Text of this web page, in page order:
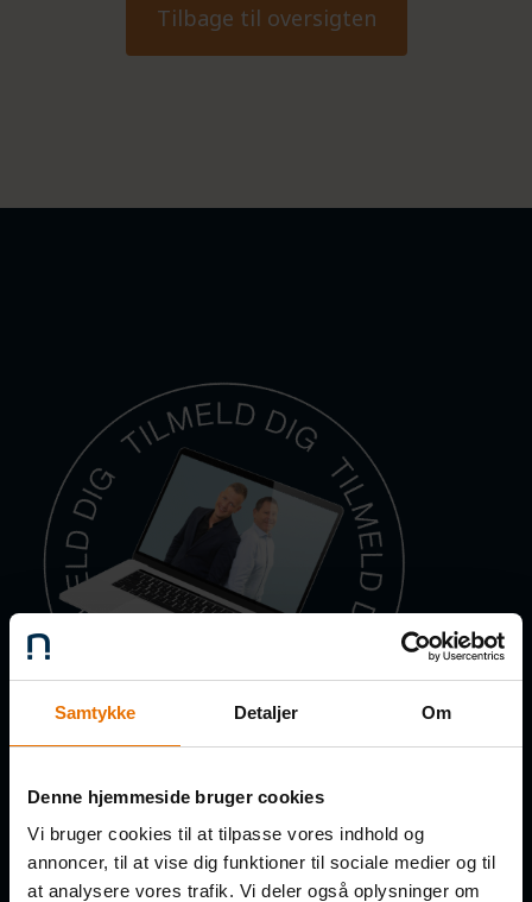
Samtykke Detaljer Om
Denne hjemmeside bruger cookies
Vi bruger cookies til at tilpasse vores indhold og
annoncer, til at vise dig funktioner til sociale medier og til
at analysere vores trafik. Vi deler også oplysninger om
Tilbage til oversigten
Få de nye afsnit direkte i din
indbakke